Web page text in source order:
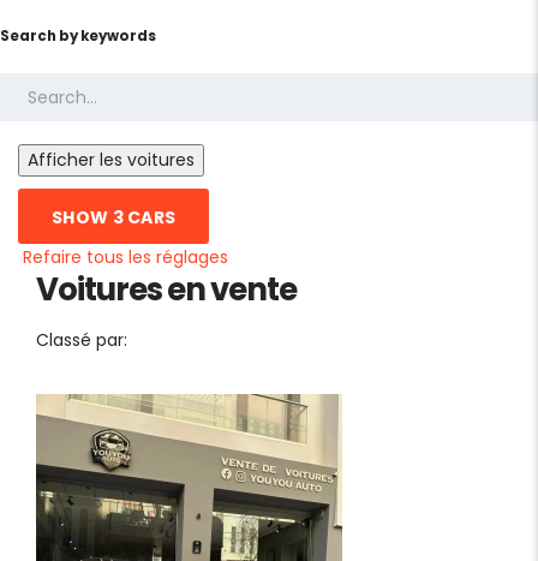
Search by keywords
SHOW 3CARS
Refaire tous les réglages
Voitures en vente
Classé par: